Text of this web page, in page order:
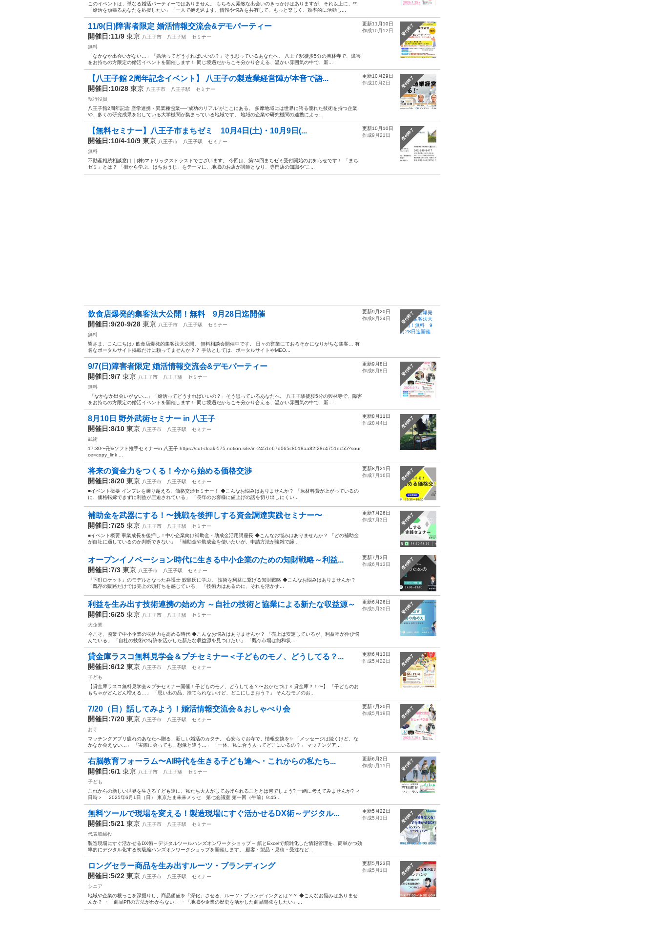
このイベントは、単なる婚活パーティーではありません。 もちろん素敵な出会いのきっかけはありますが、それ以上に、**
「婚活を頑張るあなたを応援したい」「一人で抱え込まず、情報や悩みを共有して、もっと楽しく、効率的に活動し...
受付終了
11/9(日)障害者限定 婚活情報交流会&デモパーティー
開催日:11/9 東京 八王子市 八王子駅
セミナー
無料
「なかなか出会いがない…」「婚活ってどうすればいいの？」そう思っているあなたへ。 八王子駅徒歩5分の興林寺で、障害
をお持ちの方限定の婚活イベントを開催します！ 同じ境遇だからこそ分かり合える、温かい雰囲気の中で、新...
更新11月10日
作成10月12日
受付終了
【八王子館 2周年記念イベント】 八王子の製造業経営陣が本音で語...
開催日:10/28 東京 八王子市 八王子駅
セミナー
執行役員
八王子館2周年記念 産学連携・異業種協業──“成功のリアル”がここにある。 多摩地域には世界に誇る優れた技術を持つ企業
や、多くの研究成果を出している大学機関が集まっている地域です。 地域の企業や研究機関の連携によっ...
更新10月29日
作成10月2日
受付終了
【無料セミナー】八王子市まちゼミ 10月4日(土)・10月9日(...
開催日:10/4-10/9 東京 八王子市 八王子駅
セミナー
無料
不動産相続相談窓口｜(株)マトリックストラストでございます。 今回は、第24回まちゼミ受付開始のお知らせです！ 「まち
ゼミ」とは？ 「街から学ぶ、はちおうじ」をテーマに、地域のお店が講師となり、専門店の知識や“こ...
更新10月10日
作成9月21日
受付終了
飲食店爆発的集客法大公開！無料 9月28日迄開催
開催日:9/20-9/28 東京 八王子市 八王子駅
セミナー
無料
皆さま、こんにちは♪ 飲食店爆発的集客法大公開、 無料相談会開催中です。 日々の営業にておろそかになりがちな集客… 有
名なポータルサイト掲載だけに頼ってませんか？？ 手法としては、ポータルサイトやMEO...
更新9月20日
作成8月24日
受付終了
9/7(日)障害者限定 婚活情報交流会&デモパーティー
開催日:9/7 東京 八王子市 八王子駅
セミナー
無料
「なかなか出会いがない…」「婚活ってどうすればいいの？」そう思っているあなたへ。 八王子駅徒歩5分の興林寺で、障害
をお持ちの方限定の婚活イベントを開催します！ 同じ境遇だからこそ分かり合える、温かい雰囲気の中で、新...
更新9月8日
作成8月8日
受付終了
8月10日 野外武術セミナー in 八王子
開催日:8/10 東京 八王子市 八王子駅
セミナー
武術
17:30〜卍&ソフト推手セミナーin 八王子 https://cut-cloak-575.notion.site/in-2451e67d065c8018aa82f28c4751ec55?sour
ce=copy_link ...
更新8月11日
作成8月4日
受付終了
将来の資金力をつくる！今から始める価格交渉
開催日:8/20 東京 八王子市 八王子駅
セミナー
■イベント概要 インフレを乗り越える、価格交渉セミナー！ ◆こんなお悩みはありませんか？ 「原材料費が上がっているの
に、価格転嫁できずに利益が圧迫されている」 「長年のお客様に値上げの話を切り出しにくい...
更新8月21日
作成7月16日
受付終了
補助金を武器にする！〜挑戦を後押しする資金調達実践セミナー〜
開催日:7/25 東京 八王子市 八王子駅
セミナー
■イベント概要 事業成長を後押し！中小企業向け補助金・助成金活用講座長 ◆こんなお悩みはありませんか？ 「どの補助金
が自社に適しているのか判断できない」 「補助金や助成金を使いたいが、申請方法が複雑で諦...
更新7月26日
作成7月3日
受付終了
オープンイノベーション時代に生きる中小企業のための知財戦略～利益...
開催日:7/3 東京 八王子市 八王子駅
セミナー
『下町ロケット』のモデルとなった弁護士 鮫島氏に学ぶ、 技術を利益に繋げる知財戦略 ◆こんなお悩みはありませんか？
「既存の販路だけでは売上の頭打ちを感じている」 「技術力はあるのに、それを活かす...
更新7月3日
作成6月13日
受付終了
利益を生み出す技術連携の始め方 ～自社の技術と協業による新たな収益源～
開催日:6/25 東京 八王子市 八王子駅
セミナー
大企業
今こそ、協業で中小企業の収益力を高める時代 ◆こんなお悩みはありませんか？ 「売上は安定しているが、利益率が伸び悩
んでいる」 「自社の技術や特許を活かした新たな収益源を見つけたい」 「既存市場は飽和状...
更新6月26日
作成5月30日
受付終了
貸金庫ラスコ無料見学会＆プチセミナー＜子どものモノ、どうしてる？...
開催日:6/12 東京 八王子市 八王子駅
セミナー
子ども
【貸金庫ラスコ無料見学会＆プチセミナー開催！子どものモノ、どうしてる？〜おかたづけ × 貸金庫？！〜】 「子どものお
もちゃがどんどん増える…」 「思い出の品、捨てられないけど、どこにしまおう？」 そんなモノのお...
更新6月13日
作成5月22日
受付終了
7/20（日）話してみよう！婚活情報交流会＆おしゃべり会
開催日:7/20 東京 八王子市 八王子駅
セミナー
お寺
マッチングアプリ疲れのあなたへ贈る、新しい婚活のカタチ。 心安らぐお寺で、情報交換を✨ 「メッセージは続くけど、な
かなか会えない…」 「実際に会っても、想像と違う…」 「一体、私に合う人ってどこにいるの？」 マッチングア...
更新7月20日
作成5月19日
受付終了
右脳教育フォーラム〜AI時代を生きる子ども達へ・これからの私たち...
開催日:6/1 東京 八王子市 八王子駅
セミナー
子ども
これからの新しい世界を生きる子ども達に、私たち大人がしてあげられることとは何でしょう? 一緒に考えてみませんか? ＜
日時＞ 2025年6月1日（日） 東京たま未来メッセ 第七会議室 第一回（午前）9:45...
更新6月2日
作成5月11日
受付終了
無料ツールで現場を変える！製造現場にすぐ活かせるDX術～デジタル...
開催日:5/21 東京 八王子市 八王子駅
セミナー
代表取締役
製造現場にすぐ活かせるDX術～デジタルツールハンズオンワークショップ～ 紙とExcelで煩雑化した情報管理を、簡単かつ効
率的にデジタル化する初級編ハンズオンワークショップを開催します。 顧客・製品・見積・受注など...
更新5月22日
作成5月1日
受付終了
ロングセラー商品を生み出すルーツ・ブランディング
開催日:5/22 東京 八王子市 八王子駅
セミナー
シニア
地域や企業の根っこを深掘りし、商品価値を「深化」させる、ルーツ・ブランディングとは？？ ◆こんなお悩みはありませ
んか？ ・「商品PRの方法がわからない」 ・「地域や企業の歴史を活かした商品開発をしたい」...
更新5月23日
作成5月1日